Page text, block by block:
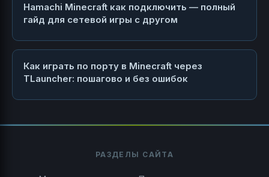
Hamachi Minecraft как подключить — полный
гайд для сетевой игры с другом
Как играть по порту в Minecraft через
TLauncher: пошагово и без ошибок
РАЗДЕЛЫ САЙТА